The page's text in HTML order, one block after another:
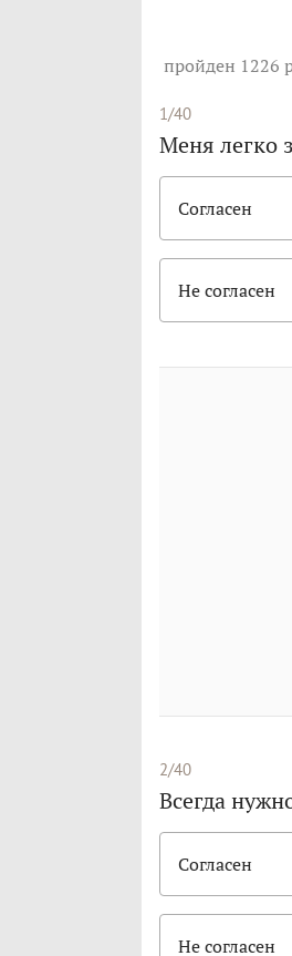
пройден 1226
1/40
Меня легко
Согласен
Не согласен
2/40
Всегда
Согласен
Не согласен